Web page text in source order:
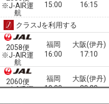
※J-AIR運
航
15:00
16:15
クラスJを利用する
2058便
※J-AIR運
航
福岡
16:00
大阪(伊丹)
17:10
2060便
※J-AIR運
福岡
19:00
大阪(伊丹)
20:20